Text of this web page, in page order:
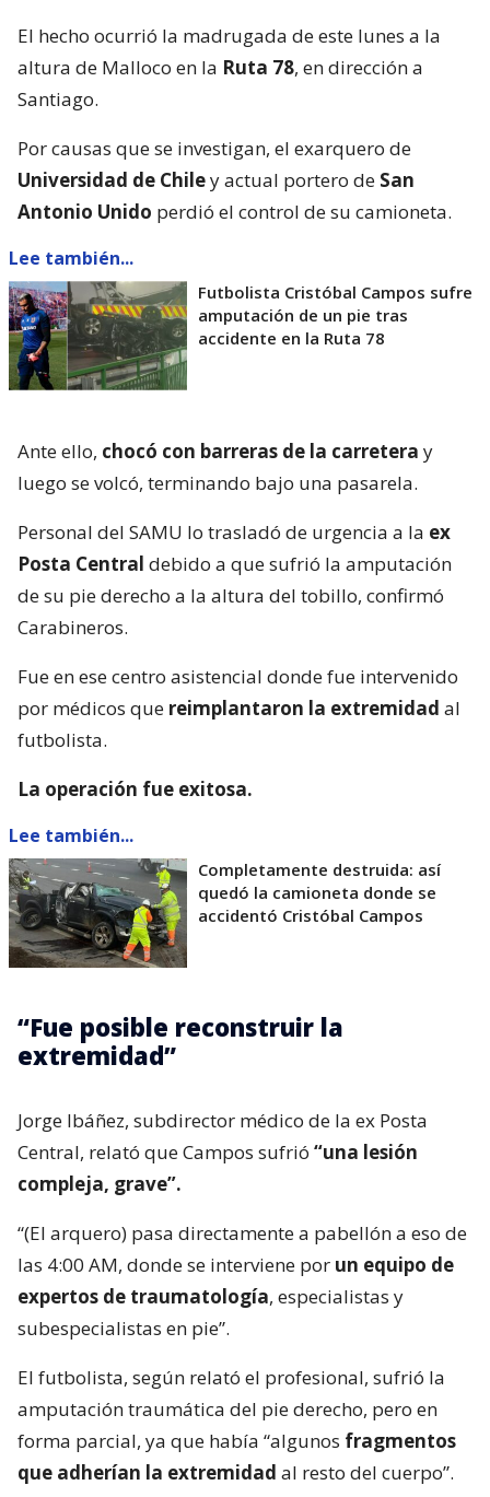
El hecho ocurrió la madrugada de este lunes a la
altura de Malloco en la Ruta 78, en dirección a
Santiago.
Por causas que se investigan, el exarquero de
Universidad de Chiley actual portero de San
Antonio Unido perdió el control de su camioneta.
Lee también...
Futbolista Cristóbal Campos sufre
amputación de un pie tras
accidente en la Ruta 78
Ante ello, chocó con barreras de la carretera y
luego se volcó, terminando bajo una pasarela.
Personal del SAMU lo trasladó de urgencia a la ex
Posta Central debido a que sufrió la amputación
de su pie derecho a la altura del tobillo, confirmó
Carabineros.
Fue en ese centro asistencial donde fue intervenido
por médicos que reimplantaron la extremidad al
futbolista.
La operación fue exitosa.
Lee también...
Completamente destruida: así
quedó la camioneta donde se
accidentó Cristóbal Campos
“Fue posible reconstruir la
extremidad”
Jorge Ibáñez, subdirector médico de la ex Posta
Central, relató que Campos sufrió “una lesión
compleja, grave”.
“(El arquero) pasa directamente a pabellón a eso de
las 4:00 AM, donde se interviene por un equipo de
expertos de traumatología, especialistas y
subespecialistas en pie”.
El futbolista, según relató el profesional, sufrió la
amputación traumática del pie derecho, pero en
forma parcial, ya que había “algunos fragmentos
que adherían la extremidad al resto del cuerpo”.